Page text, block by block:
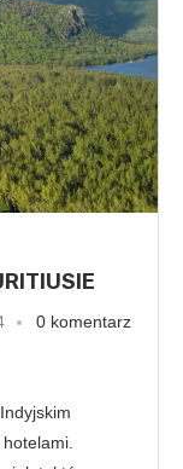
0 komentarz